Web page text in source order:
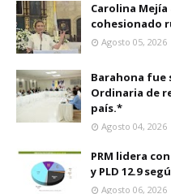
Carolina Mejía
cohesionado
Agosto 05, 2026
Barahona fue
Ordinaria de
país.*
Agosto 04, 2026
PRM lidera
y PLD 12.9
Agosto 06, 2026